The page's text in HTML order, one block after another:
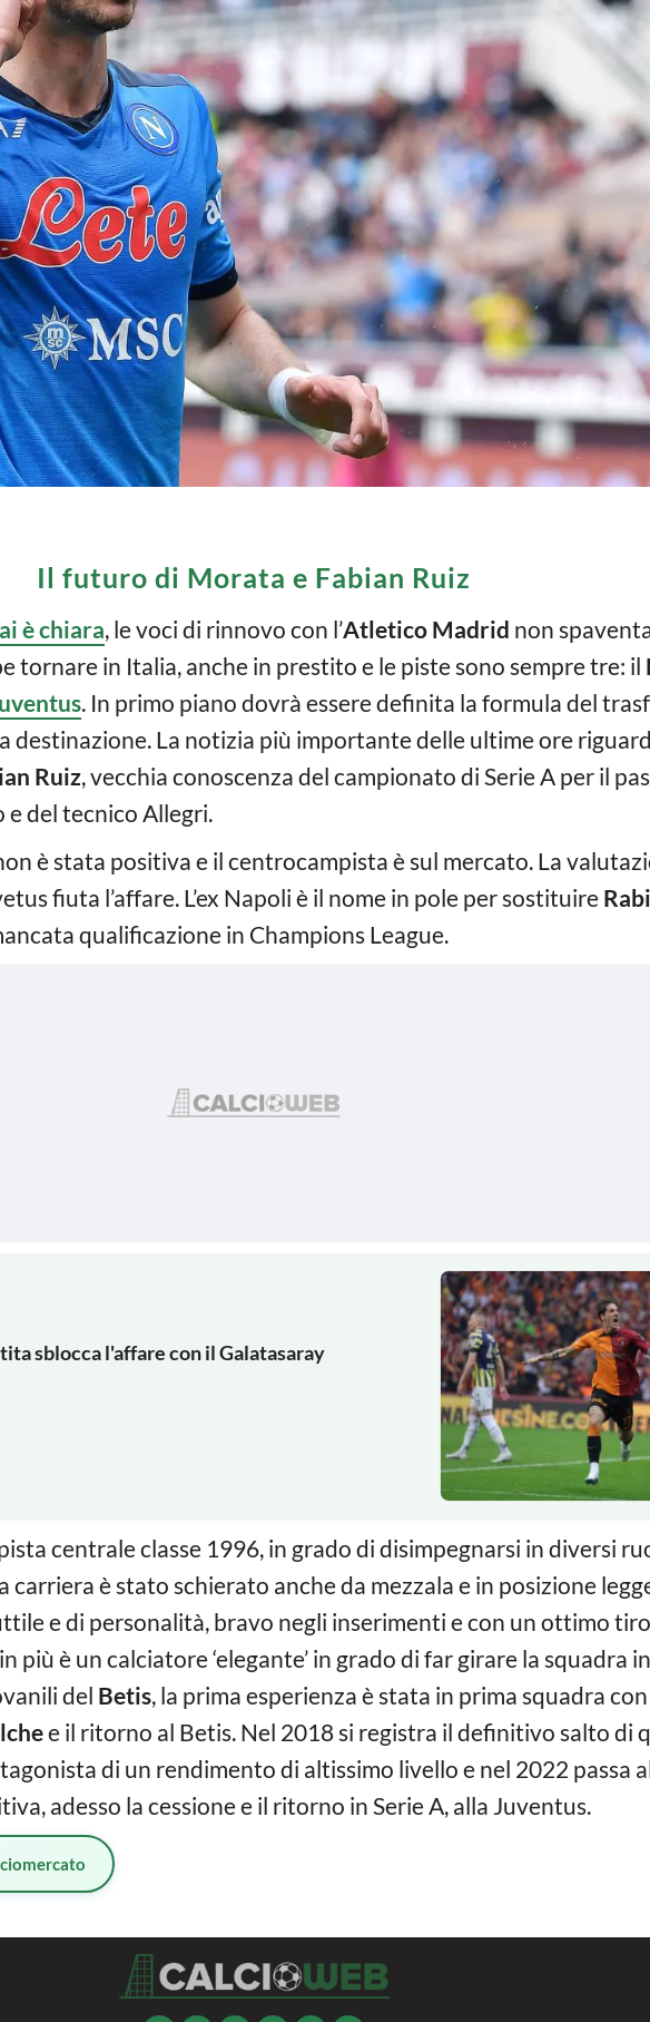
Il futuro di Morata e Fabian Ruiz
è chiara, le voci di rinnovo con l’Atletico Madrid non
tornare in Italia, anche in prestito e le piste sono sempre tre: il
. In primo piano dovrà essere definita la formula del
destinazione. La notizia più importante delle ultime ore
Ruiz, vecchia conoscenza del campionato di Serie A per il
del tecnico Allegri.
è stata positiva e il centrocampista è sul mercato. La
fiuta l’affare. L’ex Napoli è il nome in pole per sostituire
qualificazione in Champions League.
sblocca l'affare con il Galatasaray
centrale classe 1996, in grado di disimpegnarsi in diversi
carriera è stato schierato anche da mezzala e in posizione
e di personalità, bravo negli inserimenti e con un ottimo
più è un calciatore ‘elegante’ in grado di far girare la squadra
del Betis, la prima esperienza è stata in prima squadra
e il ritorno al Betis. Nel 2018 si registra il definitivo salto di
di un rendimento di altissimo livello e nel 2022 passa
adesso la cessione e il ritorno in Serie A, alla Juventus.